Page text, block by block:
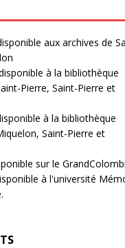
aux archives de
à la bibliothèque
Pierre, Saint-Pierre et
à la bibliothèque
Saint-Pierre et
sur le
à l'université